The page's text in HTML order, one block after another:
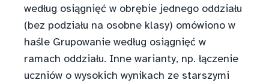
według osiągnięć w obrębie jednego oddziału
(bez podziału na osobne klasy) omówiono w
haśle Grupowanie według osiągnięć w
ramach oddziału. Inne warianty, np. łączenie
uczniów o wysokich wynikach ze starszymi